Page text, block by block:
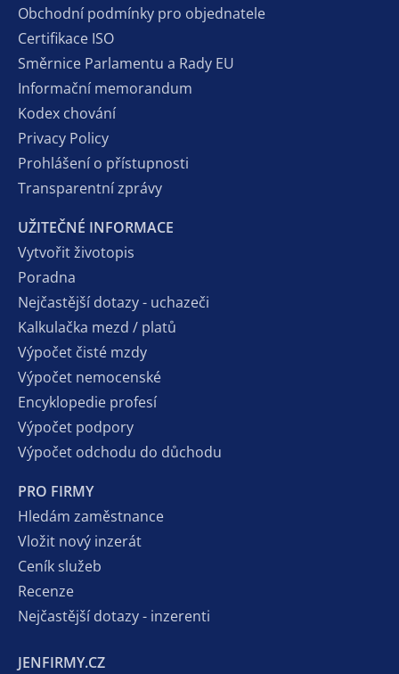
Obchodní podmínky pro objednatele
Certifikace ISO
Směrnice Parlamentu a Rady EU
Informační memorandum
Kodex chování
Privacy Policy
Prohlášení o přístupnosti
Transparentní zprávy
UŽITEČNÉ INFORMACE
Vytvořit životopis
Poradna
Nejčastější dotazy - uchazeči
Kalkulačka mezd / platů
Výpočet čisté mzdy
Výpočet nemocenské
Encyklopedie profesí
Výpočet podpory
Výpočet odchodu do důchodu
PRO FIRMY
Hledám zaměstnance
Vložit nový inzerát
Ceník služeb
Recenze
Nejčastější dotazy - inzerenti
JENFIRMY.CZ